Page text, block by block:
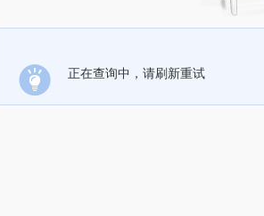
正在查询中，请刷新重试